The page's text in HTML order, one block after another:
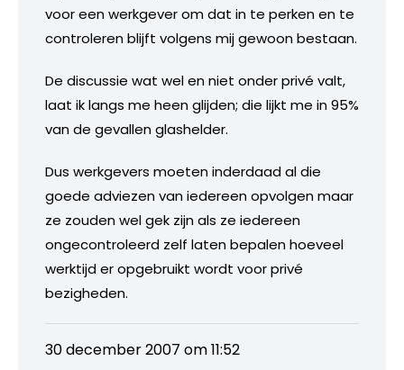
voor een werkgever om dat in te perken en te
controleren blijft volgens mij gewoon bestaan.
De discussie wat wel en niet onder privé valt,
laat ik langs me heen glijden; die lijkt me in 95%
van de gevallen glashelder.
Dus werkgevers moeten inderdaad al die
goede adviezen van iedereen opvolgen maar
ze zouden wel gek zijn als ze iedereen
ongecontroleerd zelf laten bepalen hoeveel
werktijd er opgebruikt wordt voor privé
bezigheden.
30 december 2007 om 11:52